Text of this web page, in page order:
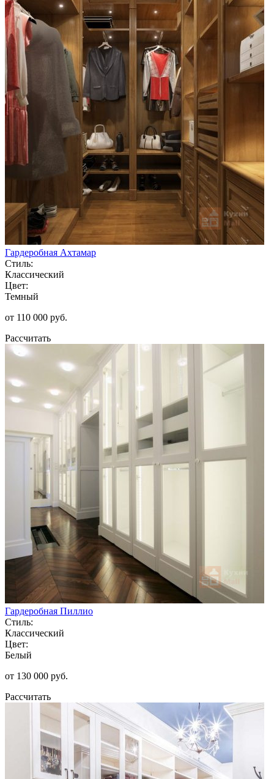
Гардеробная Ахтамар
Стиль:
Классический
Цвет:
Темный
от 110 000 руб.
Рассчитать
Гардеробная Пиллио
Стиль:
Классический
Цвет:
Белый
от 130 000 руб.
Рассчитать